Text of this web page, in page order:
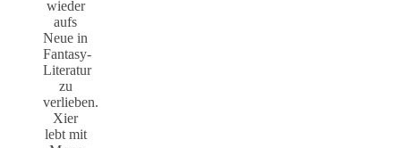
wieder
aufs
Neue in
Fantasy-
Literatur
zu
verlieben.
Xier
lebt mit